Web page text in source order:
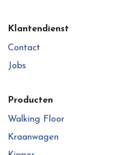
Klantendienst
Contact
Jobs
Producten
Walking Floor
Kraanwagen